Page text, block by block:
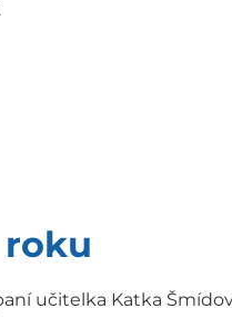
učitelka Katka